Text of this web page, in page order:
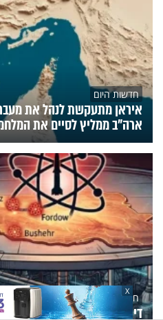
חדשות היום
איראן מתעקשת לנהל את
ארה"ב ממליץ לסיים את
חדשות היום
דיווח: המלחמה לא עצרה את
X